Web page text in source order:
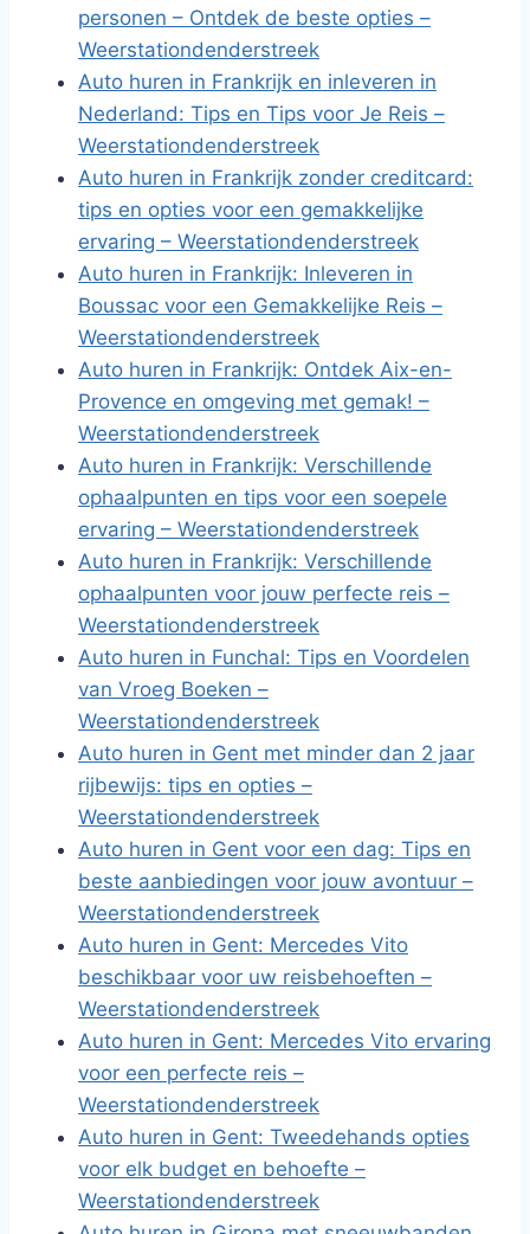
personen – Ontdek de beste opties –
Weerstationdenderstreek
Auto huren in Frankrijk en inleveren in
Nederland: Tips en Tips voor Je Reis –
Weerstationdenderstreek
Auto huren in Frankrijk zonder creditcard:
tips en opties voor een gemakkelijke
ervaring – Weerstationdenderstreek
Auto huren in Frankrijk: Inleveren in
Boussac voor een Gemakkelijke Reis –
Weerstationdenderstreek
Auto huren in Frankrijk: Ontdek Aix-en-
Provence en omgeving met gemak! –
Weerstationdenderstreek
Auto huren in Frankrijk: Verschillende
ophaalpunten en tips voor een soepele
ervaring – Weerstationdenderstreek
Auto huren in Frankrijk: Verschillende
ophaalpunten voor jouw perfecte reis –
Weerstationdenderstreek
Auto huren in Funchal: Tips en Voordelen
van Vroeg Boeken –
Weerstationdenderstreek
Auto huren in Gent met minder dan 2 jaar
rijbewijs: tips en opties –
Weerstationdenderstreek
Auto huren in Gent voor een dag: Tips en
beste aanbiedingen voor jouw avontuur –
Weerstationdenderstreek
Auto huren in Gent: Mercedes Vito
beschikbaar voor uw reisbehoeften –
Weerstationdenderstreek
Auto huren in Gent: Mercedes Vito ervaring
voor een perfecte reis –
Weerstationdenderstreek
Auto huren in Gent: Tweedehands opties
voor elk budget en behoefte –
Weerstationdenderstreek